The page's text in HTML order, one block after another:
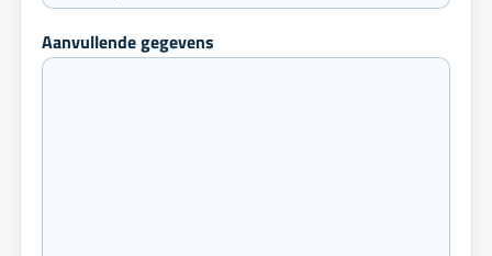
Aanvullende gegevens